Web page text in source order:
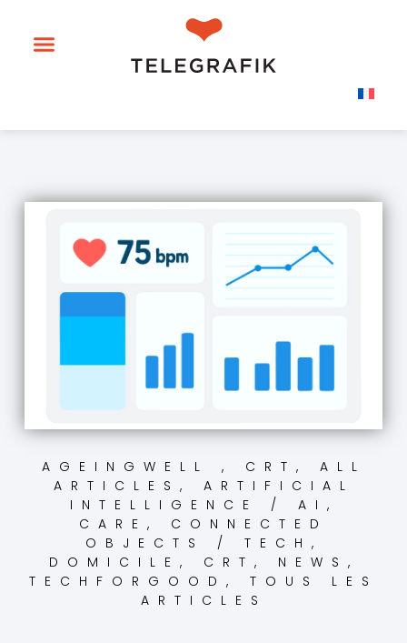
AGEINGWELL , CRT , ALL
ARTICLES , ARTIFICIAL
INTELLIGENCE / AI ,
CARE , CONNECTED
OBJECTS / TECH ,
DOMICILE, CRT , NEWS ,
TECHFORGOOD , TOUS LES
ARTICLES